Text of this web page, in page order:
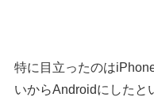
特に目立ったのは
いからAndroidにしたと